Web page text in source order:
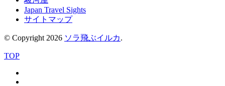
Japan Travel Sights
サイトマップ
© Copyright 2026 ソラ飛ぶイルカ.
TOP